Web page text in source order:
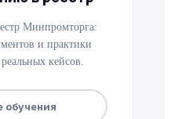
Минпромторга:
и практики
кейсов.
обучения